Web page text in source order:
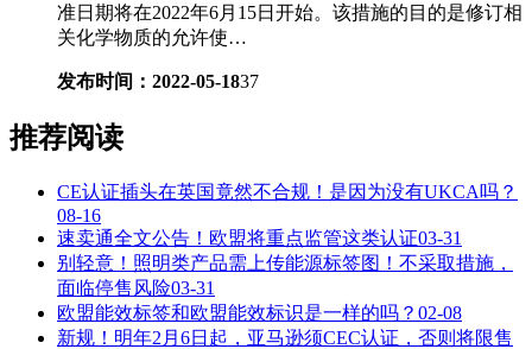
准日期将在2022年6月15日开始。该措施的目的是修订相
关化学物质的允许使…
发布时间：2022-05-1837
推荐阅读
CE认证插头在英国竟然不合规！是因为没有UKCA吗？
08-16
速卖通全文公告！欧盟将重点监管这类认证03-31
别轻意！照明类产品需上传能源标签图！不采取措施，
面临停售风险03-31
欧盟能效标签和欧盟能效标识是一样的吗？ 02-08
新规！明年2月6日起，亚马逊须CEC认证，否则将限售